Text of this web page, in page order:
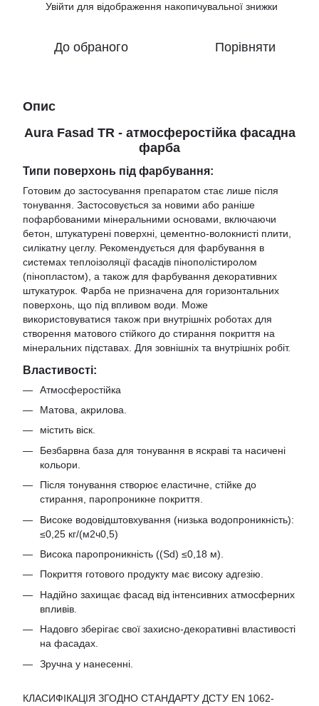
Увійти для відображення накопичувальної знижки
До обраного Порівняти
Опис
Aura Fasad TR - атмосферостійка фасадна
фарба
Типи поверхонь під фарбування:
Готовим до застосування препаратом стає лише після
тонування. Застосовується за новими або раніше
пофарбованими мінеральними основами, включаючи
бетон, штукатурені поверхні, цементно-волокнисті плити,
силікатну цеглу. Рекомендується для фарбування в
системах теплоізоляції фасадів пінополістиролом
(пінопластом), а також для фарбування декоративних
штукатурок. Фарба не призначена для горизонтальних
поверхонь, що під впливом води. Може
використовуватися також при внутрішніх роботах для
створення матового стійкого до стирання покриття на
мінеральних підставах. Для зовнішніх та внутрішніх робіт.
Властивості:
Атмосферостійка
Матова, акрилова.
містить віск.
Безбарвна база для тонування в яскраві та насичені
кольори.
Після тонування створює еластичне, стійке до
стирання, паропроникне покриття.
Високе водовідштовхування (низька водопроникність):
≤0,25 кг/(м2ч0,5)
Висока паропроникність ((Sd) ≤0,18 м).
Покриття готового продукту має високу адгезію.
Надійно захищає фасад від інтенсивних атмосферних
впливів.
Надовго зберігає свої захисно-декоративні властивості
на фасадах.
Зручна у нанесенні.
КЛАСИФІКАЦІЯ ЗГОДНО СТАНДАРТУ ДСТУ EN 1062-